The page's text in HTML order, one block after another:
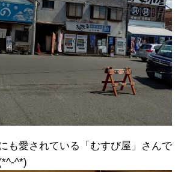
も愛されている「むすび屋」さんで
^*)